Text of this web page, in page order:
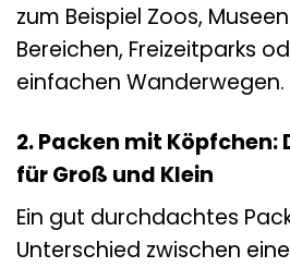
zum Beispiel Zoos,
Bereichen, Freizeitparks
einfachen Wanderwegen.
2. Packen mit Köpfchen:
für Groß und Klein
Ein gut durchdachtes
Unterschied zwischen